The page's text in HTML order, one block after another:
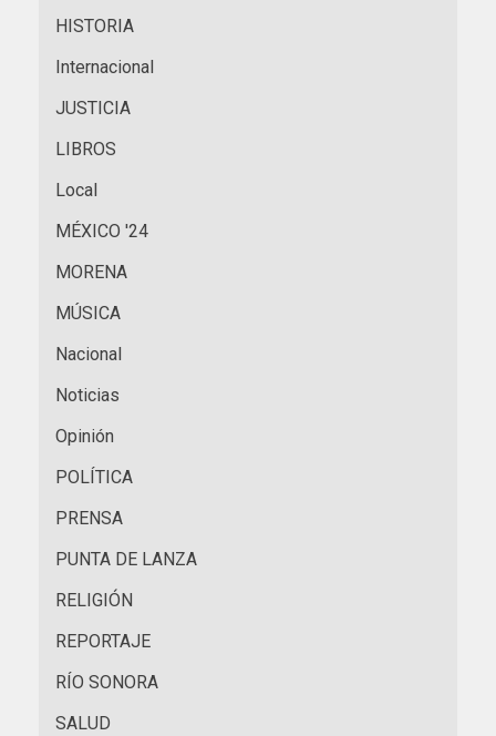
HISTORIA
Internacional
JUSTICIA
LIBROS
Local
MÉXICO '24
MORENA
MÚSICA
Nacional
Noticias
Opinión
POLÍTICA
PRENSA
PUNTA DE LANZA
RELIGIÓN
REPORTAJE
RÍO SONORA
SALUD